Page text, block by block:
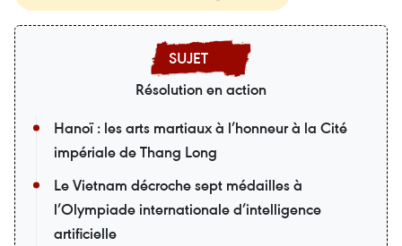
Résolution en action
Hanoï : les arts martiaux à l’honneur à la Cité
impériale de Thang Long
Le Vietnam décroche sept médailles à
l’Olympiade internationale d’intelligence
artificielle